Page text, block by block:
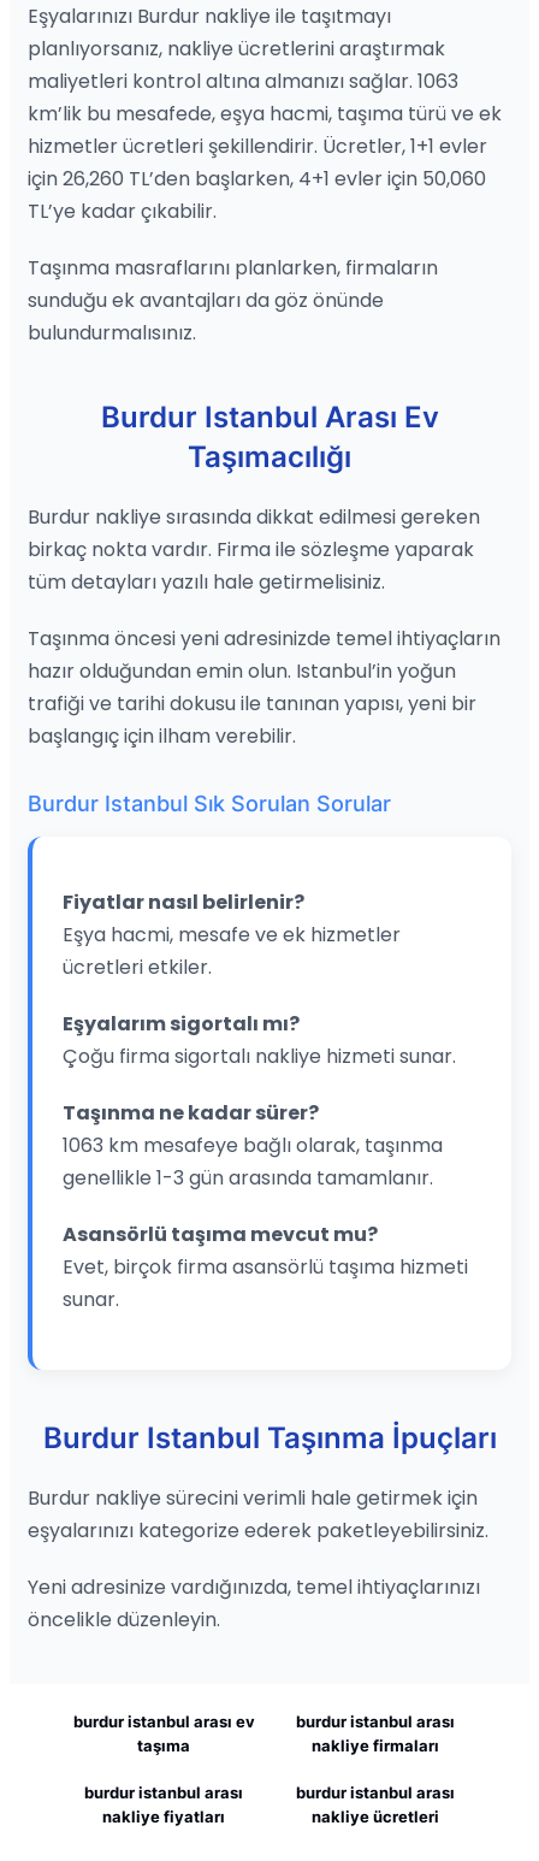
Eşyalarınızı Burdur nakliye ile taşıtmayı
planlıyorsanız, nakliye ücretlerini araştırmak
maliyetleri kontrol altına almanızı sağlar. 1063
km’lik bu mesafede, eşya hacmi, taşıma türü ve ek
hizmetler ücretleri şekillendirir. Ücretler, 1+1 evler
için 26,260 TL’den başlarken, 4+1 evler için 50,060
TL’ye kadar çıkabilir.
Taşınma masraflarını planlarken, firmaların
sunduğu ek avantajları da göz önünde
bulundurmalısınız.
Burdur Istanbul Arası Ev
Taşımacılığı
Burdur nakliye sırasında dikkat edilmesi gereken
birkaç nokta vardır. Firma ile sözleşme yaparak
tüm detayları yazılı hale getirmelisiniz.
Taşınma öncesi yeni adresinizde temel ihtiyaçların
hazır olduğundan emin olun. Istanbul’in yoğun
trafiği ve tarihi dokusu ile tanınan yapısı, yeni bir
başlangıç için ilham verebilir.
Burdur Istanbul Sık Sorulan Sorular
Fiyatlar nasıl belirlenir?
Eşya hacmi, mesafe ve ek hizmetler
ücretleri etkiler.
Eşyalarım sigortalı mı?
Çoğu firma sigortalı nakliye hizmeti sunar.
Taşınma ne kadar sürer?
1063 km mesafeye bağlı olarak, taşınma
genellikle 1-3 gün arasında tamamlanır.
Asansörlü taşıma mevcut mu?
Evet, birçok firma asansörlü taşıma hizmeti
sunar.
Burdur Istanbul Taşınma İpuçları
Burdur nakliye sürecini verimli hale getirmek için
eşyalarınızı kategorize ederek paketleyebilirsiniz.
Yeni adresinize vardığınızda, temel ihtiyaçlarınızı
öncelikle düzenleyin.
burdur istanbul arası ev
taşıma
burdur istanbul arası
nakliye firmaları
burdur istanbul arası
nakliye fiyatları
burdur istanbul arası
nakliye ücretleri